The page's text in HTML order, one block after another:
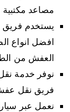
مصاعد مكتبية
يستخدم
افضل انواع
العفش من
نوفر خدمة
فريق نقل
نعمل عبر